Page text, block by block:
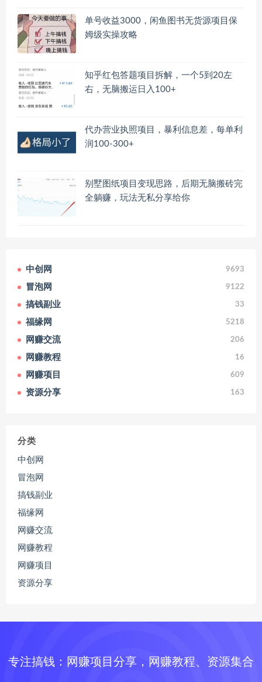
单号收益3000，闲鱼图书无货源项目保
姆级实操攻略
知乎红包答题项目拆解，一个5到20左
右，无脑搬运日入100+
代办营业执照项目，暴利信息差，每单利
润100-300+
别墅图纸项目变现思路，后期无脑搬砖完
全躺赚，玩法无私分享给你
中创网 9693
冒泡网 9122
搞钱副业 33
福缘网 5218
网赚交流 206
网赚教程 16
网赚项目 609
资源分享 163
分类
中创网
冒泡网
搞钱副业
福缘网
网赚交流
网赚教程
网赚项目
资源分享
专注搞钱：网赚项目分享，网赚教程、资源集合